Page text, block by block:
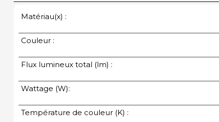
Matériau(x) :
Couleur :
Flux lumineux total (lm) :
Wattage (W):
Température de couleur (K) :